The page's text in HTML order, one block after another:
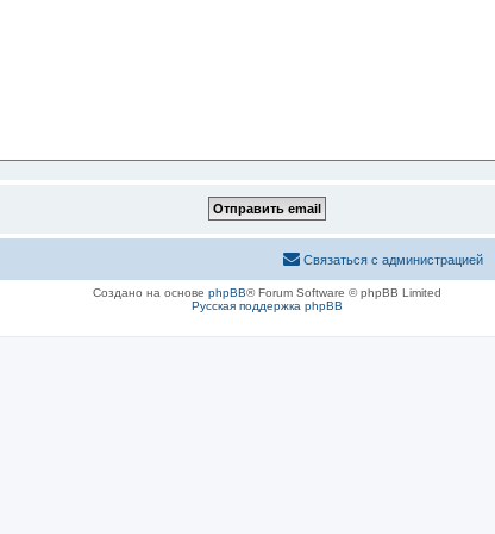
Связаться с администрацией
Создано на основе phpBB® Forum Software © phpBB Limited
Русская поддержка phpBB